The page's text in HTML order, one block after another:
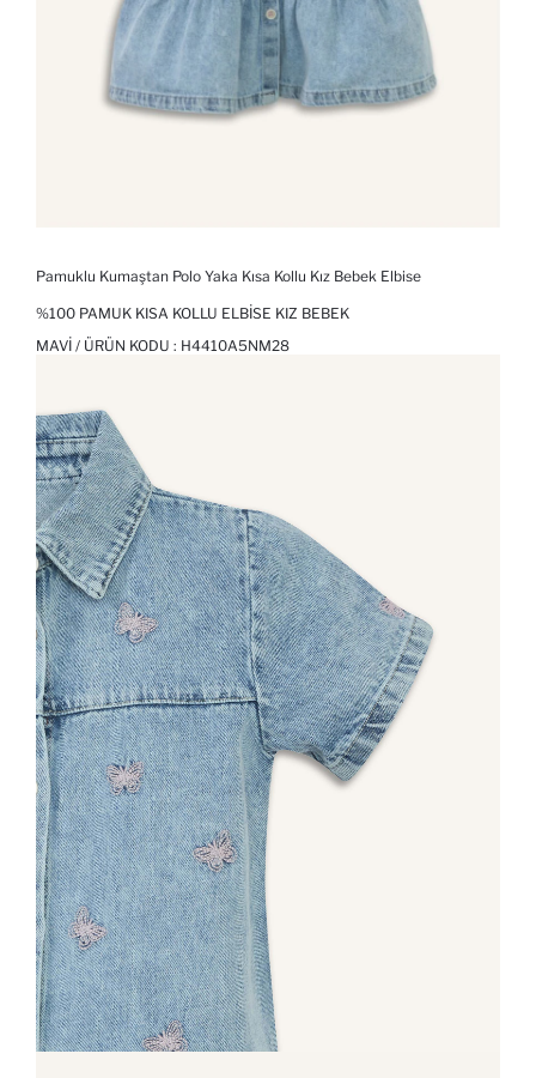
Pamuklu Kumaştan Polo Yaka Kısa Kollu Kız Bebek Elbise
%100 PAMUK KISA KOLLU ELBISE KIZ BEBEK
MAVI / ÜRÜN KODU : H4410A5NM28